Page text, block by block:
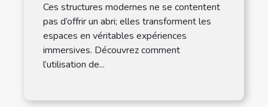
Ces structures modernes ne se contentent
pas d’offrir un abri; elles transforment les
espaces en véritables expériences
immersives. Découvrez comment
l’utilisation de...